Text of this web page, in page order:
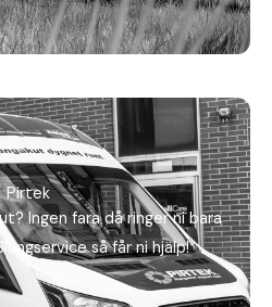
Pirtek
Ingen fara då ringer ni bara
så får ni hjälp!